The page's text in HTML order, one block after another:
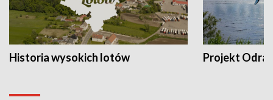
Historia wysokich lotów Projekt Odra